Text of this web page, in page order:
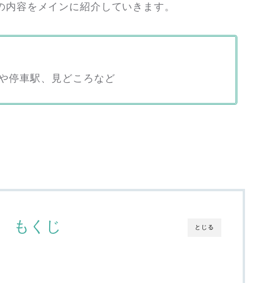
容をメインに紹介していきます。
停車駅、見どころなど
とじる
もくじ